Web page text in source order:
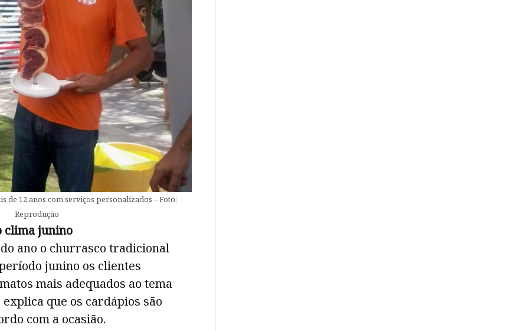
de 12 anos com serviços personalizados – Foto:
Reprodução
clima junino
ano o churrasco tradicional
junino os clientes
mais adequados ao tema
que os cardápios são
com a ocasião.